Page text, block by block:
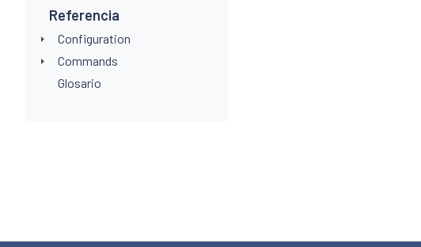
Referencia
Configuration
Commands
Glosario